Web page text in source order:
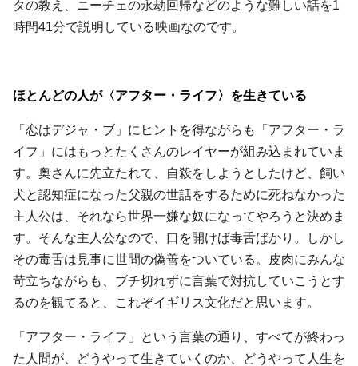
タの教え、ニーチェの永劫回帰などのような難しい話を1
時間41分で説明している映画なのです。
ほとんどの人が〈アフター・ライフ〉を生きている
「恋はデジャ・ブ」にヒントを得ながらも「アフター・ラ
イフ」にはもっとたくさんのレイヤーが組み込まれていま
す。奥さんに先立たれて、自殺をしようとしたけど、飼い
犬と認知症になった父親の世話をするために死ねなかった
主人公は、それなら世界一嫌な奴になってやろうと決めま
す。そんな主人公なので、口を開けば毒舌ばかり。しかし
その毒舌は見事に世間の偽善をついている。皮肉にみんな
苛立ちながらも、ブチ切れずに言葉で対抗していこうとす
るのを観てると、これぞイギリス文化だと思います。
「アフター・ライフ」という言葉の通り、すべてが終わっ
た人間が、どうやって生きていくのか、どうやって人生を